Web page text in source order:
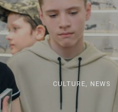
CULTURE, NEWS